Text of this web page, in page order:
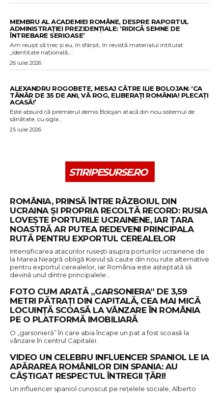
MEMBRU AL ACADEMIEI ROMÂNE, DESPRE RAPORTUL
ADMINISTRAȚIEI PREZIDENȚIALE: ‘RIDICĂ SEMNE DE
ÎNTREBARE SERIOASE’
Am reușit să trec și eu, în sfârșit, în revistă materialul intitulat
„Identitate națională,...
26 iulie 2026
ALEXANDRU ROGOBETE, MESAJ CĂTRE ILIE BOLOJAN: ‘CA
TÂNĂR DE 35 DE ANI, VĂ ROG, ELIBERAȚI ROMÂNIA! PLECAȚI
ACASĂ!’
Este absurd că premierul demis Bolojan atacă din nou sistemul de
sănătate, cu sigla...
25 iulie 2026
STIRIPESURSE.RO
ROMÂNIA, PRINSĂ ÎNTRE RĂZBOIUL DIN
UCRAINA ȘI PROPRIA RECOLTĂ RECORD: RUSIA
LOVEȘTE PORTURILE UCRAINENE, IAR ȚARA
NOASTRĂ AR PUTEA REDEVENI PRINCIPALA
RUTĂ PENTRU EXPORTUL CEREALELOR
Intensificarea atacurilor rusești asupra porturilor ucrainene de
la Marea Neagră obligă Kievul să caute din nou rute alternative
pentru exportul cerealelor, iar România este așteptată să
devină unul dintre principalele…
FOTO CUM ARATĂ „GARSONIERA” DE 3,59
METRI PĂTRAȚI DIN CAPITALĂ, CEA MAI MICĂ
LOCUINȚĂ SCOASĂ LA VÂNZARE ÎN ROMÂNIA
PE O PLATFORMĂ IMOBILIARĂ
O „garsonieră” în care abia încape un pat a fost scoasă la
vânzare în centrul Capitalei.
VIDEO UN CELEBRU INFLUENCER SPANIOL LE IA
APĂRAREA ROMÂNILOR DIN SPANIA: AU
CÂȘTIGAT RESPECTUL ÎNTREGII ȚĂRI!
Un influencer spaniol cunoscut pe rețelele sociale, Alberto